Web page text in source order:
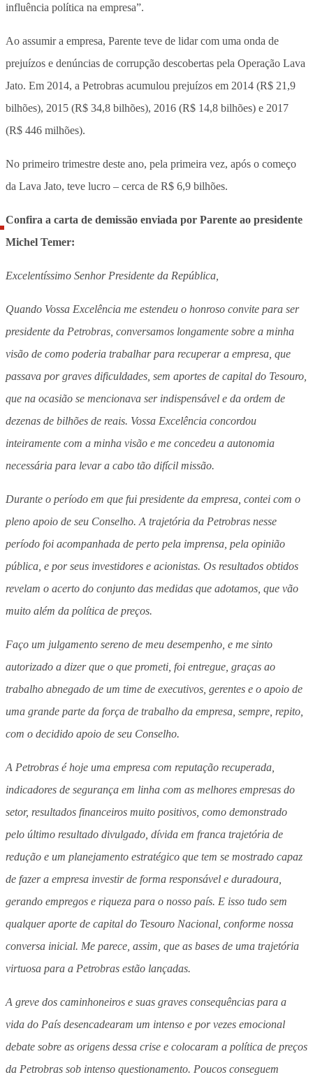
influência política na empresa”.
Ao assumir a empresa, Parente teve de lidar com uma onda de
prejuízos e denúncias de corrupção descobertas pela Operação Lava
Jato. Em 2014, a Petrobras acumulou prejuízos em 2014 (R$ 21,9
bilhões), 2015 (R$ 34,8 bilhões), 2016 (R$ 14,8 bilhões) e 2017
(R$ 446 milhões).
No primeiro trimestre deste ano, pela primeira vez, após o começo
da Lava Jato, teve lucro – cerca de R$ 6,9 bilhões.
Confira a carta de demissão enviada por Parente ao presidente
Michel Temer:
Excelentíssimo Senhor Presidente da República,
Quando Vossa Excelência me estendeu o honroso convite para ser
presidente da Petrobras, conversamos longamente sobre a minha
visão de como poderia trabalhar para recuperar a empresa, que
passava por graves dificuldades, sem aportes de capital do Tesouro,
que na ocasião se mencionava ser indispensável e da ordem de
dezenas de bilhões de reais. Vossa Excelência concordou
inteiramente com a minha visão e me concedeu a autonomia
necessária para levar a cabo tão difícil missão.
Durante o período em que fui presidente da empresa, contei com o
pleno apoio de seu Conselho. A trajetória da Petrobras nesse
período foi acompanhada de perto pela imprensa, pela opinião
pública, e por seus investidores e acionistas. Os resultados obtidos
revelam o acerto do conjunto das medidas que adotamos, que vão
muito além da política de preços.
Faço um julgamento sereno de meu desempenho, e me sinto
autorizado a dizer que o que prometi, foi entregue, graças ao
trabalho abnegado de um time de executivos, gerentes e o apoio de
uma grande parte da força de trabalho da empresa, sempre, repito,
com o decidido apoio de seu Conselho.
A Petrobras é hoje uma empresa com reputação recuperada,
indicadores de segurança em linha com as melhores empresas do
setor, resultados financeiros muito positivos, como demonstrado
pelo último resultado divulgado, dívida em franca trajetória de
redução e um planejamento estratégico que tem se mostrado capaz
de fazer a empresa investir de forma responsável e duradoura,
gerando empregos e riqueza para o nosso país. E isso tudo sem
qualquer aporte de capital do Tesouro Nacional, conforme nossa
conversa inicial. Me parece, assim, que as bases de uma trajetória
virtuosa para a Petrobras estão lançadas.
A greve dos caminhoneiros e suas graves consequências para a
vida do País desencadearam um intenso e por vezes emocional
debate sobre as origens dessa crise e colocaram a política de preços
da Petrobras sob intenso questionamento. Poucos conseguem